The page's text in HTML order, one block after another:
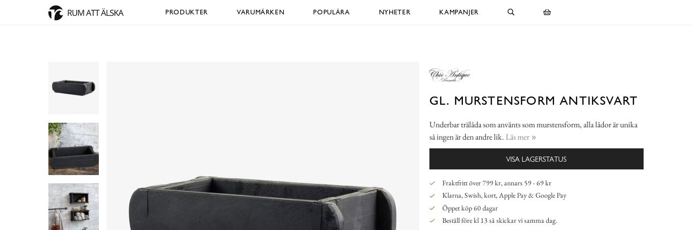
PRODUKTER VARUMÄRKEN POPULÄRA NYHETER KAMPANJER
GL. MURSTENSFORM ANTIKSVART
Underbar trälåda som använts som murstensform, alla lådor är unika
så ingen är den andre lik. Läs mer
VISA LAGERSTATUS
Fraktfritt över 799 kr, annars 59 - 69 kr
Klarna, Swish, kort, Apple Pay & Google Pay
Öppet köp 60 dagar
Beställ före kl 13 så skickar vi samma dag.